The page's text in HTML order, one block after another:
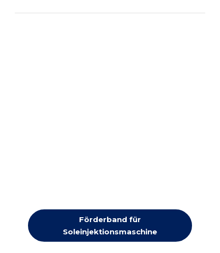
Förderband für
Soleinjektionsmaschine